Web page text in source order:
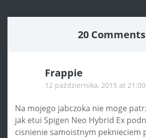
20 Comments
Frappie
12 października, 2015 at 21:00
Na mojego jabczoka nie moge
jak etui Spigen Neo Hybrid Ex
cisnienie samoistnym peknieciem